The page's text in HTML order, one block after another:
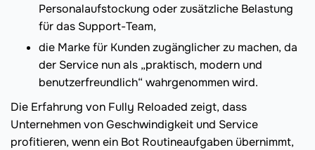
Personalaufstockung oder zusätzliche Belastung
für das Support-Team,
die Marke für Kunden zugänglicher zu machen, da
der Service nun als „praktisch, modern und
benutzerfreundlich“ wahrgenommen wird.
Die Erfahrung von Fully Reloaded zeigt, dass
Unternehmen von Geschwindigkeit und Service
profitieren, wenn ein Bot Routineaufgaben übernimmt,